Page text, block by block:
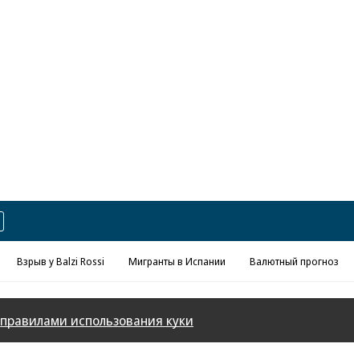
Взрыв у Balzi Rossi Мигранты в Испании Валютный прогноз
правилами использования куки